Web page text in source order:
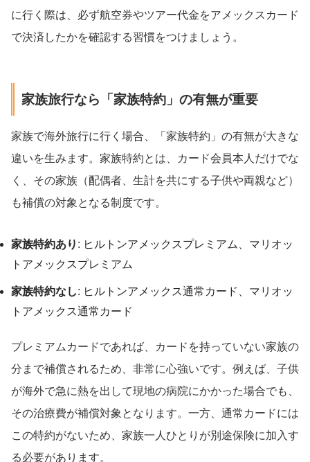
に行く際は、必ず航空券やツアー代金をアメックスカード
で決済したかを確認する習慣をつけましょう。
家族旅行なら「家族特約」の有無が重要
家族で海外旅行に行く場合、「家族特約」の有無が大きな
違いを生みます。家族特約とは、カード会員本人だけでな
く、その家族（配偶者、生計を共にする子供や両親など）
も補償の対象となる制度です。
家族特約あり : ヒルトンアメックスプレミアム、マリオッ
トアメックスプレミアム
家族特約なし: ヒルトンアメックス通常カード、マリオッ
トアメックス通常カード
プレミアムカードであれば、カードを持っていない家族の
分まで補償されるため、非常に心強いです。例えば、子供
が海外で急に熱を出して現地の病院にかかった場合でも、
その治療費が補償対象となります。一方、通常カードには
この特約がないため、家族一人ひとりが別途保険に加入す
る必要があります。